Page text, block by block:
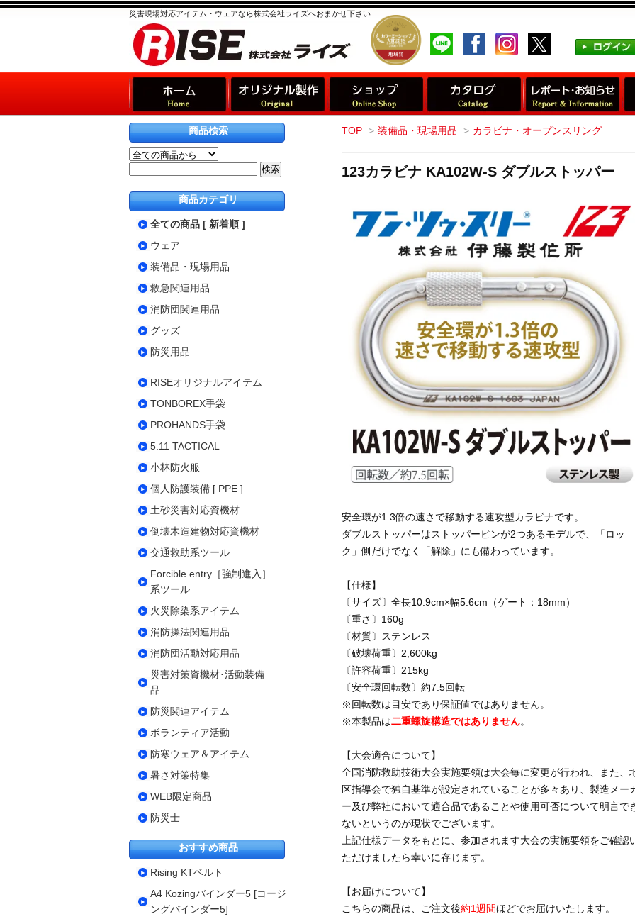
災害現場対応アイテム・ウェアなら株式会社ライズへおまかせ下さい
TOP > 装備品・現場用品 > カラビナ・オープンスリング
123カラビナ KA102W-S ダブルストッパー
安全環が1.3倍の速さで移動する速攻型カラビナです。
ダブルストッパーはストッパーピンが2つあるモデルで、「ロッ
ク」側だけでなく「解除」にも備わっています。
【仕様】
〔サイズ〕全長10.9cm×幅5.6cm（ゲート：18mm）
〔重さ〕160g
〔材質〕ステンレス
〔破壊荷重〕2,600kg
〔許容荷重〕215kg
〔安全環回転数〕約7.5回転
※回転数は目安であり保証値ではありません。
※本製品は二重螺旋構造ではありません。
【大会適合について】
全国消防救助技術大会実施要領は大会毎に変更が行われ、また、
区指導会で独自基準が設定されていることが多々あり、製造メー
ー及び弊社において適合品であることや使用可否について明言で
ないというのが現状でございます。
上記仕様データをもとに、参加されます大会の実施要領をご確認
ただけましたら幸いに存じます。
【お届けについて】
こちらの商品は、ご注文後約1週間ほどでお届けいたします。
商品検索
商品カテゴリ
全ての商品 [ 新着順 ]
ウェア
装備品・現場用品
救急関連用品
消防団関連用品
グッズ
防災用品
RISEオリジナルアイテム
TONBOREX手袋
PROHANDS手袋
5.11 TACTICAL
小林防火服
個人防護装備 [ PPE ]
土砂災害対応資機材
倒壊木造建物対応資機材
交通救助系ツール
Forcible entry［強制進入］
系ツール
火災除染系アイテム
消防操法関連用品
消防団活動対応用品
災害対策資機材･活動装備
品
防災関連アイテム
ボランティア活動
防寒ウェア＆アイテム
暑さ対策特集
WEB限定商品
防災士
おすすめ商品
Rising KTベルト
A4 Kozingバインダー5 [コージ
ングバインダー5]